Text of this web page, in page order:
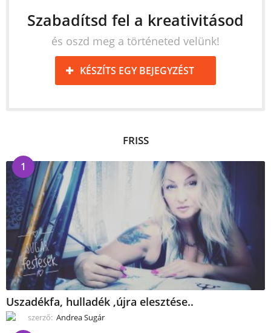
Szabadítsd fel a kreativitásod
és oszd meg a történeted velünk!
KÉSZÍTS EGY BEJEGYZÉST
FRISS
1
Uszadékfa, hulladék ,újra elesztése..
szerző: Andrea Sugár